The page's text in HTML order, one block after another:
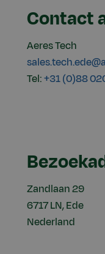
Contact
Aeres Tech
Tel:+31 (0)88
Zandlaan 29
6717 LN, Ede
Nederland